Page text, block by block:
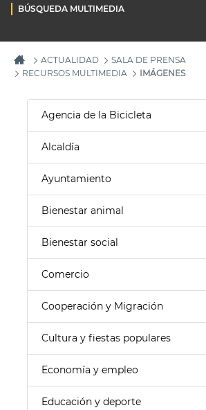
BÚSQUEDA MULTIMEDIA
ACTUALIDAD
SALA DE PRENSA
RECURSOS MULTIMEDIA
IMÁGENES
Agencia de la Bicicleta
Alcaldía
Ayuntamiento
Bienestar animal
Bienestar social
Comercio
Cooperación y Migración
Cultura y fiestas populares
Economía y empleo
Educación y deporte